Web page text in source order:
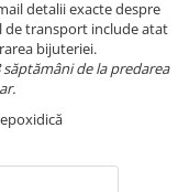
detalii exacte despre
de transport include atat
bijuteriei.
de la predarea